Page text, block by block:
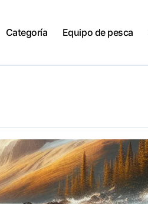
Categoría Equipo de pesca